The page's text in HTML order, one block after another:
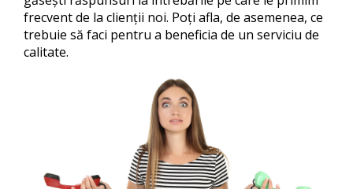
Consultanță
Detalii
frecvent de la clienții noi. Poți afla, de asemenea, ce
trebuie să faci pentru a beneficia de un serviciu de
calitate.